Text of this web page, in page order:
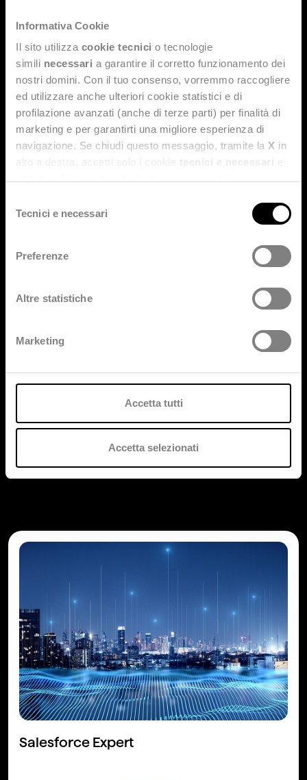
Informativa Cookie
Il sito utilizza cookie tecnici o tecnologie
simili necessari a garantire il corretto funzionamento dei
nostri domini. Con il tuo consenso, vorremmo raccogliere
ed utilizzare anche ulteriori cookie statistici e di
profilazione avanzati (anche di terze parti) per finalità di
marketing e per garantirti una migliore esperienza di
navigazione. Se chiudi questo messaggio, tramite la X in
maggiori informazioni consulta anche la nostra
Privacy
delTecnici e necessari
Preferenze
Altre statistiche
Marketing
Accetta tutti
Accetta selezionati
Microsoft Expert
Salesforce Expert